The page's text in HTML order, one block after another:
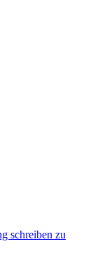
schreiben zu